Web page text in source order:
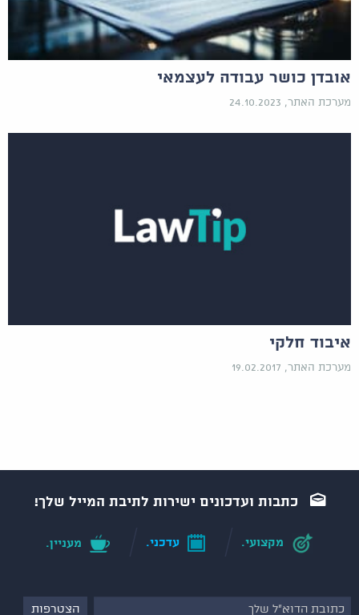
אובדן כושר עבודה לעצמאי
מערכת האתר, 24.10.2023
איבוד חלקי
מערכת האתר, 19.02.2017
כתבות ועדכונים ישירות לתיבת המייל שלך!
מקצועי. עדכני. מעניין.